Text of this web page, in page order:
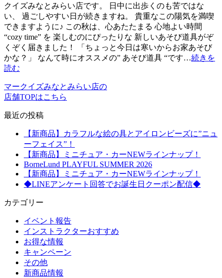
クイズみなとみらい店です。 日中に出歩くのも苦ではな
い、 過ごしやすい日が続きますね。 貴重なこの陽気を満喫
できますように♪ この秋は、心あたたまる 心地よい時間
“cozy time” を 楽しむのにぴったりな 新しいあそび道具がぞ
くぞく届きました！ 「ちょっと今日は寒いからお家あそび
かな？」 なんて時にオススメの” あそび道具 “です…続きを
読む
マークイズみなとみらい店の
店舗TOPはこちら
最近の投稿
【新商品】カラフルな絵の具とアイロンビーズに”ニュ
ーフェイス”！
【新商品】ミニチュア・カーNEWラインナップ！
BorneLund PLAYFUL SUMMER 2026
【新商品】ミニチュア・カーNEWラインナップ！
◆LINEアンケート回答でお誕生日クーポン配信◆
カテゴリー
イベント報告
インストラクターおすすめ
お得な情報
キャンペーン
その他
新商品情報